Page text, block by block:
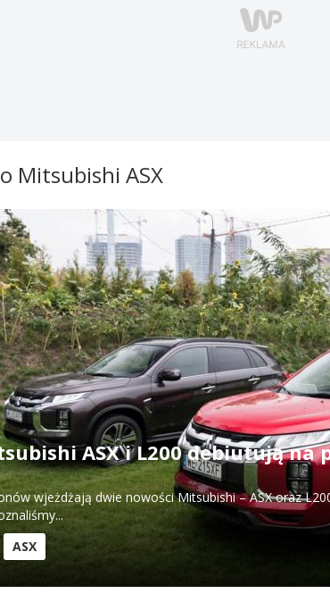
o Mitsubishi ASX
ASX i L200 debiutują na
wjeżdżają dwie nowości Mitsubishi – ASX oraz
ASX